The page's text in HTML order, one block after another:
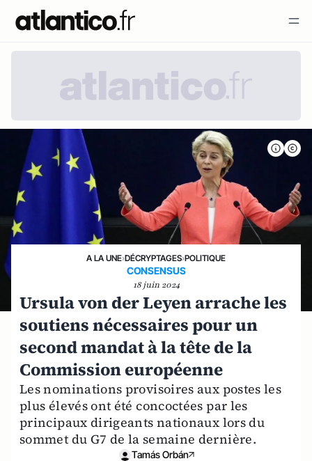
A LA UNE›DÉCRYPTAGES›POLITIQUE
CONSENSUS
18 juin 2024
Ursula von der Leyen arrache les
soutiens nécessaires pour un
second mandat à la tête de la
Commission européenne
Les nominations provisoires aux postes les
plus élevés ont été concoctées par les
principaux dirigeants nationaux lors du
sommet du G7 de la semaine dernière.
Tamás Orbán